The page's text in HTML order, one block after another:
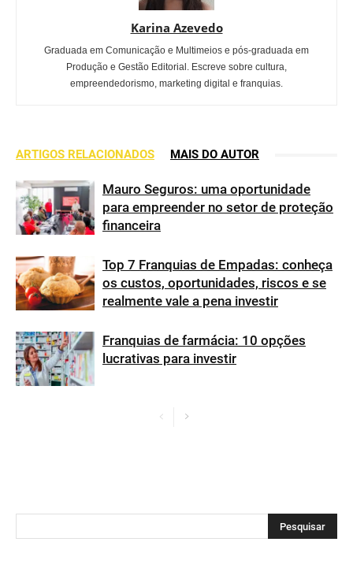
Karina Azevedo
Graduada em Comunicação e Multimeios e pós-graduada em
Produção e Gestão Editorial. Escreve sobre cultura,
empreendedorismo, marketing digital e franquias.
ARTIGOS RELACIONADOS MAIS DO AUTOR
Mauro Seguros: uma oportunidade
para empreender no setor de proteção
financeira
Top 7 Franquias de Empadas: conheça
os custos, oportunidades, riscos e se
realmente vale a pena investir
Franquias de farmácia: 10 opções
lucrativas para investir